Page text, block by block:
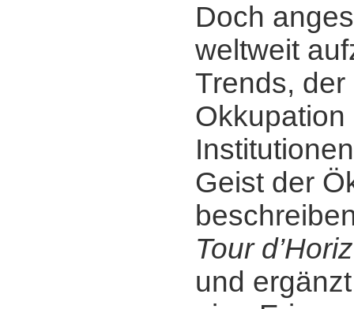
Doch
weltweit
Trends,
Geist der
Tour
und